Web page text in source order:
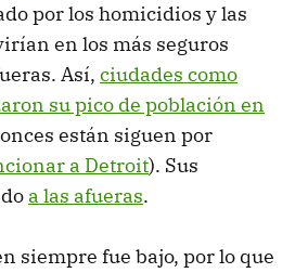
por los homicidios y las
en los más seguros
Así, ciudades como
su pico de población en
están siguen por
a Detroit). Sus
a las afueras.
siempre fue bajo, por lo que